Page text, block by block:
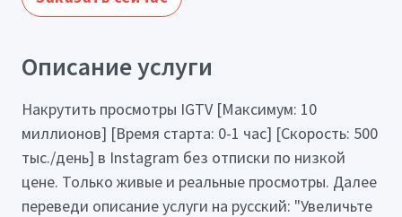
Описание услуги
Накрутить просмотры IGTV [Максимум: 10
миллионов] [Время старта: 0-1 час] [Скорость: 500
тыс./день] в Instagram без отписки по низкой
цене. Только живые и реальные просмотры. Далее
переведи описание услуги на русский: "Увеличьте